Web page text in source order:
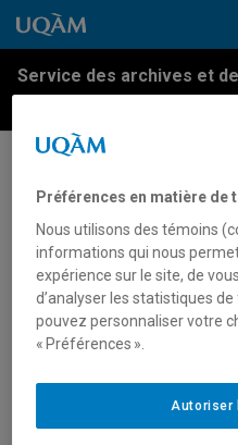
Passer au contenu
Accéder au menu principal
Accéder à la recherche
Passer au contenu
Accéder au menu principal
Service des archives et
l'information
55 ans en
9 avril 2024
Urbaine, tournée vers
d’origine.
Actualités UQAM
Préférences en matière de
Nous utilisons des témoins
informations qui nous
expérience sur le site, de
d’analyser les statistiques
pouvez personnaliser votre
« Préférences ».
Autoriser